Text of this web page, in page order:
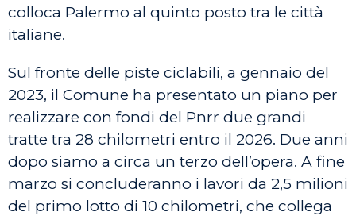
colloca Palermo al quinto posto tra le città
italiane.
Sul fronte delle piste ciclabili, a gennaio del
2023, il Comune ha presentato un piano per
realizzare con fondi del Pnrr due grandi
tratte tra 28 chilometri entro il 2026. Due anni
dopo siamo a circa un terzo dell’opera. A fine
marzo si concluderanno i lavori da 2,5 milioni
del primo lotto di 10 chilometri, che collega